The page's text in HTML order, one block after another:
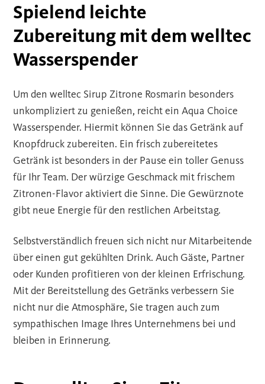
Spielend leichte
Zubereitung mit dem welltec
Wasserspender
Um den welltec Sirup Zitrone Rosmarin besonders
unkompliziert zu genießen, reicht ein Aqua Choice
Wasserspender. Hiermit können Sie das Getränk auf
Knopfdruck zubereiten. Ein frisch zubereitetes
Getränk ist besonders in der Pause ein toller Genuss
für Ihr Team. Der würzige Geschmack mit frischem
Zitronen-Flavor aktiviert die Sinne. Die Gewürznote
gibt neue Energie für den restlichen Arbeitstag.
Selbstverständlich freuen sich nicht nur Mitarbeitende
über einen gut gekühlten Drink. Auch Gäste, Partner
oder Kunden profitieren von der kleinen Erfrischung.
Mit der Bereitstellung des Getränks verbessern Sie
nicht nur die Atmosphäre, Sie tragen auch zum
sympathischen Image Ihres Unternehmens bei und
bleiben in Erinnerung.